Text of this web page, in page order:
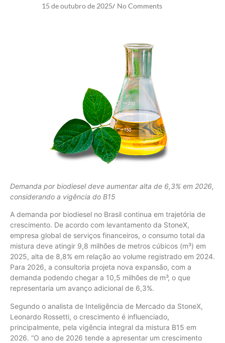
15 de outubro de 2025/ No Comments
Demanda por biodiesel deve aumentar alta de 6,3% em 2026,
considerando a vigência do B15
A demanda por biodiesel no Brasil continua em trajetória de
crescimento. De acordo com levantamento da StoneX,
empresa global de serviços financeiros, o consumo total da
mistura deve atingir 9,8 milhões de metros cúbicos (m³) em
2025, alta de 8,8% em relação ao volume registrado em 2024.
Para 2026, a consultoria projeta nova expansão, com a
demanda podendo chegar a 10,5 milhões de m³, o que
representaria um avanço adicional de 6,3%.
Segundo o analista de Inteligência de Mercado da StoneX,
Leonardo Rossetti, o crescimento é influenciado,
principalmente, pela vigência integral da mistura B15 em
2026. “O ano de 2026 tende a apresentar um crescimento